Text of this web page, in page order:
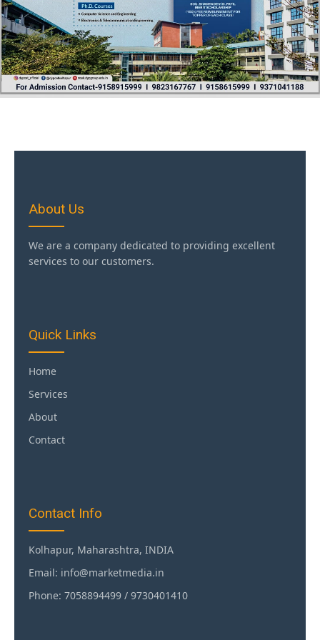
About Us
We are a company dedicated to providing excellent
services to our customers.
Quick Links
Home
Services
About
Contact
Contact Info
Kolhapur, Maharashtra, INDIA
Email: info@marketmedia.in
Phone: 7058894499 / 9730401410